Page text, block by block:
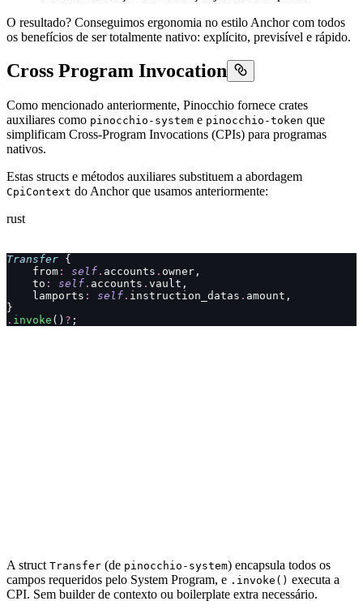
O resultado? Conseguimos ergonomia no estilo Anchor com todos
os benefícios de ser totalmente nativo: explícito, previsível e rápido.
Cross Program Invocation
Como mencionado anteriormente, Pinocchio fornece crates
auxiliares como pinocchio-system e pinocchio-token que
simplificam Cross-Program Invocations (CPIs) para programas
nativos.
Estas structs e métodos auxiliares substituem a abordagem
CpiContext do Anchor que usamos anteriormente:
rust
Transfer {
    from
: self . accounts . owner,
    to
: self . accounts . vault,
    lamports
: self . instruction_datas . amount,
}
. invoke () ? ;
A struct Transfer (de pinocchio-system) encapsula todos os
campos requeridos pelo System Program, e .invoke() executa a
CPI. Sem builder de contexto ou boilerplate extra necessário.